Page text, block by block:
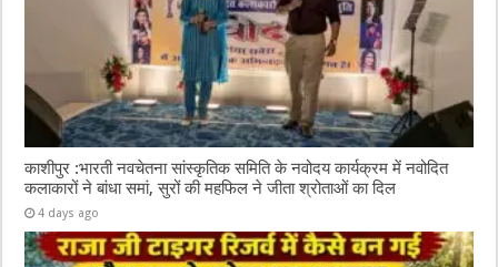
काशीपुर :भारती नवचेतना सांस्कृतिक समिति के नवोदय कार्यक्रम में नवोदित
कलाकारों ने बांधा समां, सुरों की महफिल ने जीता श्रोताओं का दिल
4 days ago